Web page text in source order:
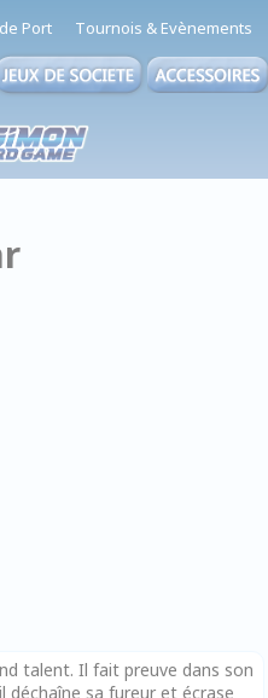
Port Tournois & Evènements
talent. Il fait preuve dans son
sa fureur et écrase